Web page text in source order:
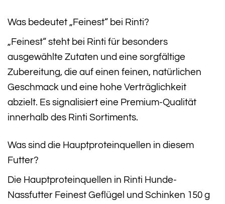
Was bedeutet „Feinest“ bei Rinti?
„Feinest“ steht bei Rinti für besonders
ausgewählte Zutaten und eine sorgfältige
Zubereitung, die auf einen feinen, natürlichen
Geschmack und eine hohe Verträglichkeit
abzielt. Es signalisiert eine Premium-Qualität
innerhalb des Rinti Sortiments.
Was sind die Hauptproteinquellen in diesem
Futter?
Die Hauptproteinquellen in Rinti Hunde-
Nassfutter Feinest Geflügel und Schinken 150 g